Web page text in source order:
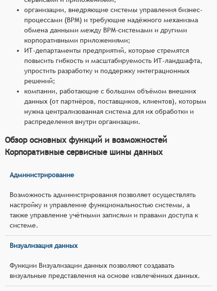
организации, внедряющие системы управления бизнес-
процессами (BPM) и требующие надёжного механизма
обмена данными между BPM-системами и другими
корпоративными приложениями;
ИТ-департаменты предприятий, которые стремятся
повысить гибкость и масштабируемость ИТ-ландшафта,
упростить разработку и поддержку интеграционных
решений;
компании, работающие с большим объёмом внешних
данных (от партнёров, поставщиков, клиентов), которым
нужна централизованная система для их обработки и
распределения внутри организации.
Обзор основных функций и возможностей
Корпоративные сервисные шины данных
Администрирование
Возможность администрирования позволяет осуществлять
настройку и управление функциональностью системы, а
также управление учётными записями и правами доступа к
системе.
Визуализация данных
Функции Визуализации данных позволяют создавать
визуальные представления на основе извлечённых данных.